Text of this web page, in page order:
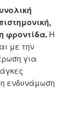
φροντίδα. Η
με την
για
ενδυνάμωση